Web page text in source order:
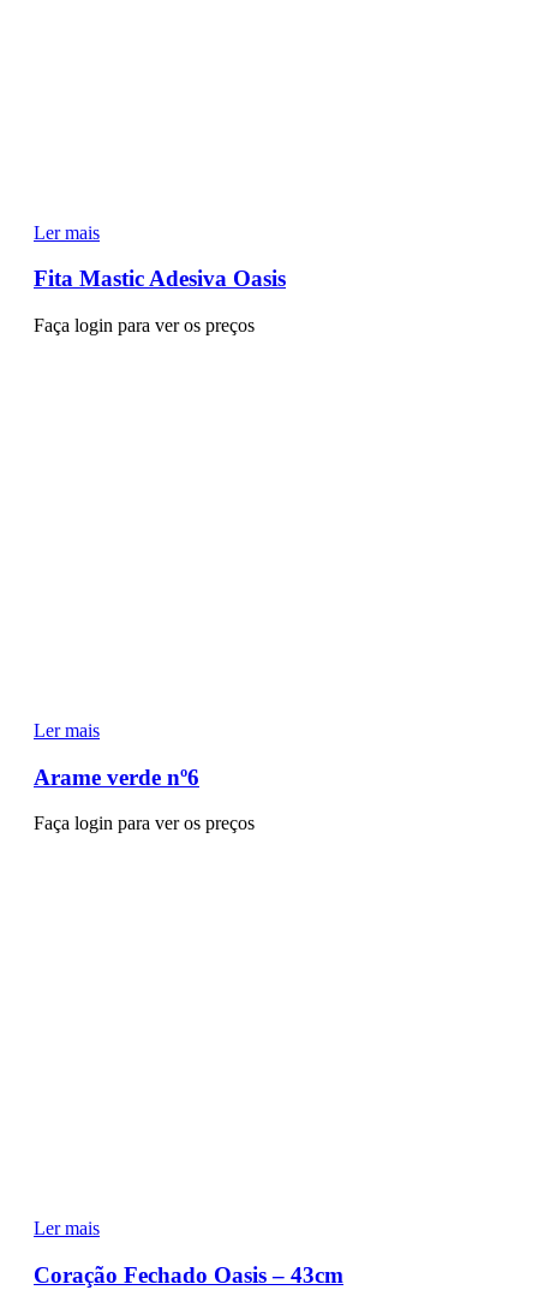
Ler mais
Fita Mastic Adesiva Oasis
Faça login para ver os preços
Ler mais
Arame verde nº6
Faça login para ver os preços
Ler mais
Coração Fechado Oasis – 43cm